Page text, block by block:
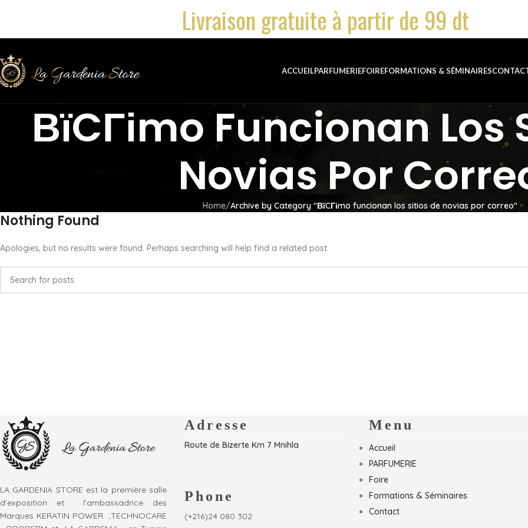
Livraison gratuite à partir de 99 dt
ACCUEILPARFUMERIEFOIREFORMATIONS & SÉMINAIRES
ВїCГіmo Funcionan Los
Novias Por
Home Archive by Category "ВїCГіmo funcionan los sitios de novias por correo"
Nothing Found
Apologies, but no results were found. Perhaps searching will help find a related post.
LA GARDENIA STORE est la première salle
d’exposition et l’ambassadrice des
Marques KERATIN POWER ,TECHNOCARE
Adresse
Route de Bizerte Km 7 Mnihla
Phone
(+216)24 080 302
Menu
Accueil
PARFUMERIE
Foire
Formations & Séminaires
Contact